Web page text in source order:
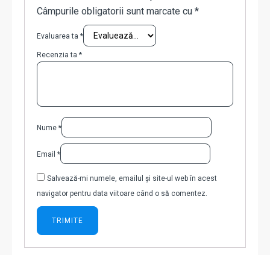
Câmpurile obligatorii sunt marcate cu *
Evaluarea ta *
Recenzia ta *
Nume *
Email *
Salvează-mi numele, emailul și site-ul web în acest
navigator pentru data viitoare când o să comentez.